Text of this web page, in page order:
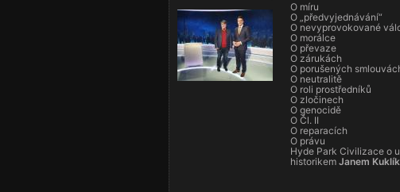
O míru
O „předvyjednávání“
O nevyprovokované
O morálce
O převaze
O zárukách
O porušených
O neutralitě
O roli prostředníků
O zločinech
O genocidě
O Čl. II
O reparacích
O právu
Hyde Park Civilizace o
historikem Janem